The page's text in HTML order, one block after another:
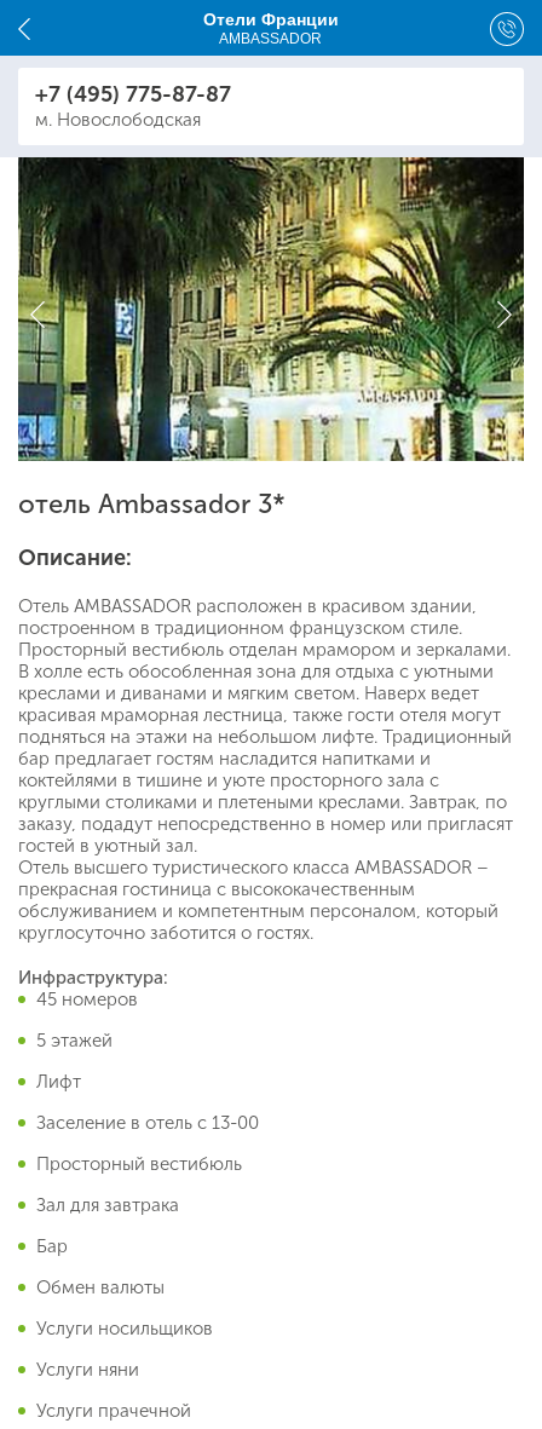
Отели Франции
AMBASSADOR
+7 (495) 775-87-87
м. Новослободская
отель Ambassador 3*
Описание:
Отель AMBASSADOR расположен в красивом здании,
построенном в традиционном французском стиле.
Просторный вестибюль отделан мрамором и зеркалами.
В холле есть обособленная зона для отдыха с уютными
креслами и диванами и мягким светом. Наверх ведет
красивая мраморная лестница, также гости отеля могут
подняться на этажи на небольшом лифте. Традиционный
бар предлагает гостям насладится напитками и
коктейлями в тишине и уюте просторного зала с
круглыми столиками и плетеными креслами. Завтрак, по
заказу, подадут непосредственно в номер или пригласят
гостей в уютный зал.
Отель высшего туристического класса AMBASSADOR –
прекрасная гостиница с высококачественным
обслуживанием и компетентным персоналом, который
круглосуточно заботится о гостях.
Инфраструктура:
45 номеров
5 этажей
Лифт
Заселение в отель с 13-00
Просторный вестибюль
Зал для завтрака
Бар
Обмен валюты
Услуги носильщиков
Услуги няни
Услуги прачечной